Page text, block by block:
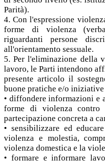
Parità).
4. Con l'espressione
forme di violenza
riguardanti persone
all'orientamento sessuale.
5. Per l'eliminazione della
lavoro, le Parti intendono
presente articolo il
buone pratiche e/o
• diffondere informazioni e
forme di violenza contro
partecipazione concreta a
• sensibilizzare ed
violenza e molestia,
violenza domestica e la
• formare e informare